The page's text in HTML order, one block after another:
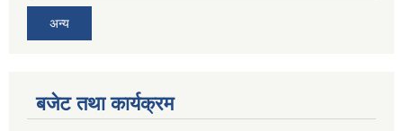
अन्य
बजेट तथा कार्यक्रम